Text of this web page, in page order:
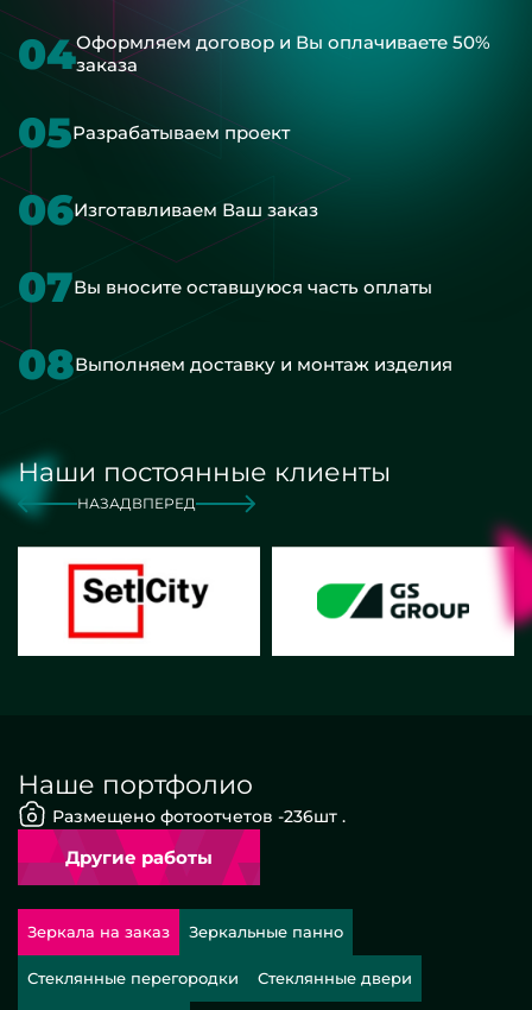
04Оформляем договор и Вы оплачиваете 50%
заказа
05Разрабатываем проект
06Изготавливаем Ваш заказ
07Вы вносите оставшуюся часть оплаты
08Выполняем доставку и монтаж изделия
Наши постоянные клиенты
НАЗАДВПЕРЕД
Наше портфолио
Размещено фотоотчетов -236шт .
Другие работы
Зеркала на заказ Зеркальные панно
Стеклянные перегородки Стеклянные двери